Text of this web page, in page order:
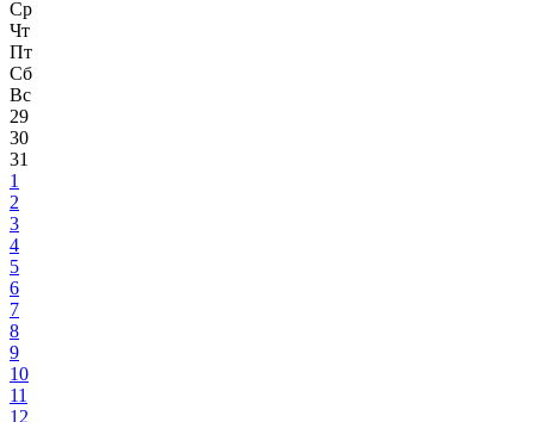
Ср
Чт
Пт
Сб
Вс
29
30
31
1
2
3
4
5
6
7
8
9
10
11
12